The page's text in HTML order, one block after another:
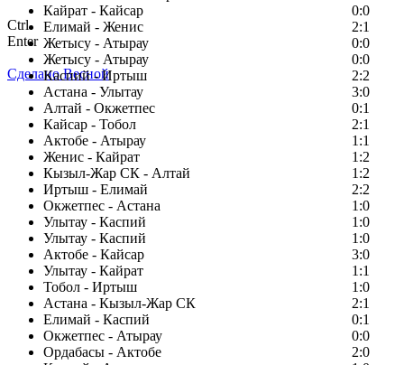
Кайрат - Кайсар
0:0
Елимай - Женис
2:1
Жетысу - Атырау
0:0
Жетысу - Атырау
0:0
Каспий - Иртыш
2:2
Астана - Улытау
3:0
Алтай - Окжетпес
0:1
Кайсар - Тобол
2:1
Актобе - Атырау
1:1
Женис - Кайрат
1:2
Кызыл-Жар СК - Алтай
1:2
Иртыш - Елимай
2:2
Окжетпес - Астана
1:0
Улытау - Каспий
1:0
Улытау - Каспий
1:0
Актобе - Кайсар
3:0
Улытау - Кайрат
1:1
Тобол - Иртыш
1:0
Астана - Кызыл-Жар СК
2:1
Елимай - Каспий
0:1
Окжетпес - Атырау
0:0
Ордабасы - Актобе
2:0
Ctrl
Enter
Сделано Весной